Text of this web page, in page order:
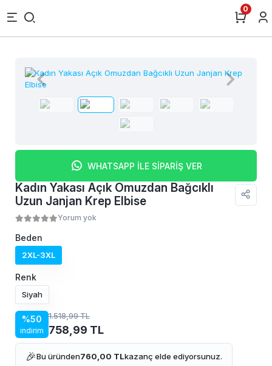
0
WHATSAPP İLE SİPARİŞ VER
Kadın Yakası Açık Omuzdan Bağcıklı
Uzun Janjan Krep Elbise
Yorum yok
Beden
2XL-3XL
Renk
Siyah
%50
indirim
1.518,99 TL
758,99 TL
🎉Bu üründen760,00 TLkazanç elde ediyorsunuz.